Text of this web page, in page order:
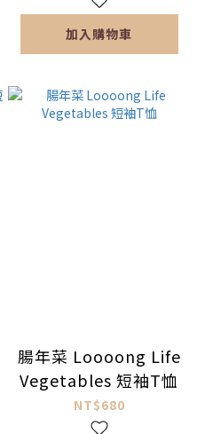
加入購物車
腸年菜 Loooong Life
Vegetables 短袖T恤
NT$680